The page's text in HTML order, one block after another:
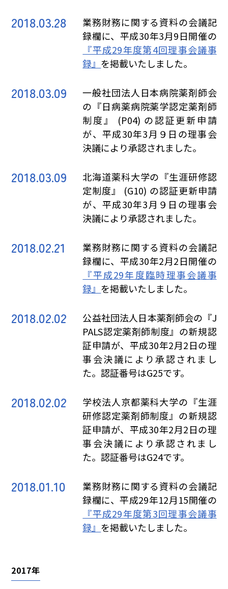
2018.03.28
業務財務に関する資料の会議記
録欄に、平成30年3月9日開催の
『平成29年度第4回理事会議事
録』 を掲載いたしました。
2018.03.09
一般社団法人日本病院薬剤師会
の『日病薬病院薬学認定薬剤師
制度』 (P04) の認証更新申請
が、平成30年3月９日の理事会
決議により承認されました。
2018.03.09
北海道薬科大学の『生涯研修認
定制度』 (G10) の認証更新申請
が、平成30年3月９日の理事会
決議により承認されました。
2018.02.21
業務財務に関する資料の会議記
録欄に、平成30年2月2日開催の
『平成29年度臨時理事会議事
録』 を掲載いたしました。
2018.02.02
公益社団法人日本薬剤師会の『J
PALS認定薬剤師制度』の新規認
証申請が、平成30年2月2日の理
事会決議により承認されまし
た。認証番号はG25です。
2018.02.02
学校法人京都薬科大学の『生涯
研修認定薬剤師制度』の新規認
証申請が、平成30年2月2日の理
事会決議により承認されまし
た。認証番号はG24です。
2018.01.10
業務財務に関する資料の会議記
録欄に、平成29年12月15開催の
『平成29年度第3回理事会議事
録』 を掲載いたしました。
2017年